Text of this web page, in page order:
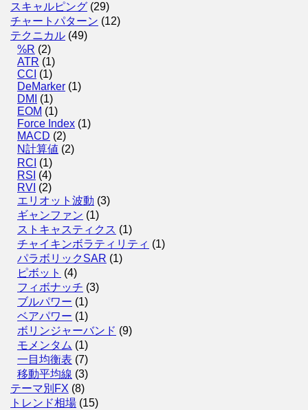
スキャルピング (29)
チャートパターン (12)
テクニカル (49)
%R (2)
ATR (1)
CCI (1)
DeMarker (1)
DMI
(1)
EOM (1)
Force Index (1)
MACD (2)
N計算値 (2)
RCI (1)
RSI (4)
RVI (2)
エリオット波動 (3)
ギャンファン (1)
ストキャスティクス (1)
チャイキンボラティリティ (1)
パラボリックSAR (1)
ピボット (4)
フィボナッチ (3)
ブルパワー (1)
ベアパワー (1)
ボリンジャーバンド (9)
モメンタム (1)
一目均衡表 (7)
移動平均線 (3)
テーマ別FX (8)
トレンド相場 (15)